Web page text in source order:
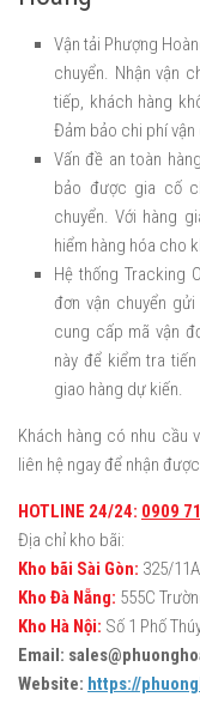
Vận tải Phượng
chuyển. Nhận vận
tiếp, khách hàng
Đảm bảo chi phí vận
Vấn đề an toàn
bảo được gia cố
chuyển. Với hàng
hiểm hàng hóa cho
Hệ thống Tracking
đơn vận chuyển
cung cấp mã vận
này để kiểm tra
giao hàng dự kiến.
Khách hàng có nhu cầu
liên hệ ngay để nhận
HOTLINE 24/24: 0909
Địa chỉ kho bãi:
Kho bãi Sài Gòn: 325/
Kho Đà Nẵng: 555C
Kho Hà Nội: Số 1 Phố
Email:
Website: https://